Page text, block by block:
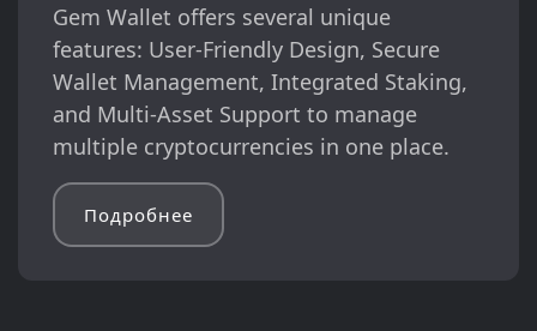
Gem Wallet offers several unique
features: User-Friendly Design, Secure
Wallet Management, Integrated Staking,
and Multi-Asset Support to manage
multiple cryptocurrencies in one place.
Подробнее